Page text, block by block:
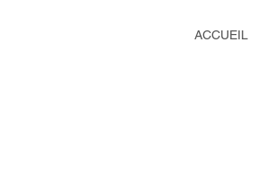
ACCUEIL